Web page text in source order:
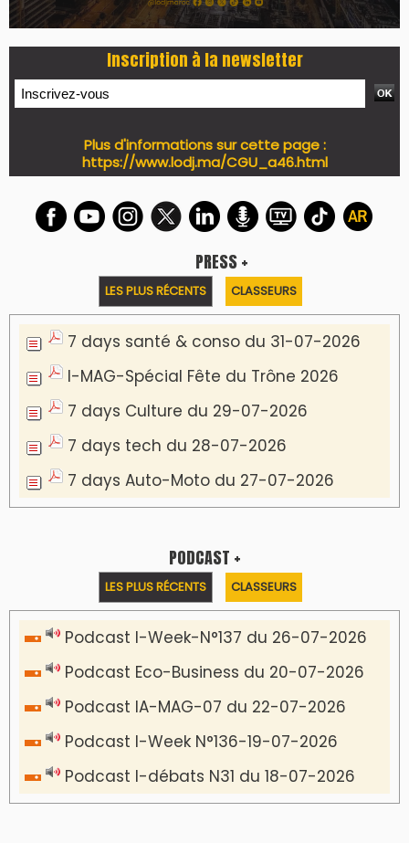
Inscription à la newsletter
Plus d'informations sur cette page :
https://www.lodj.ma/CGU_a46.html
PRESS +
LES PLUS RÉCENTS CLASSEURS
7 days santé & conso du 31-07-2026
I-MAG-Spécial Fête du Trône 2026
7 days Culture du 29-07-2026
7 days tech du 28-07-2026
7 days Auto-Moto du 27-07-2026
PODCAST +
LES PLUS RÉCENTS CLASSEURS
Podcast I-Week-N°137 du 26-07-2026
Podcast Eco-Business du 20-07-2026
Podcast IA-MAG-07 du 22-07-2026
Podcast I-Week N°136-19-07-2026
Podcast I-débats N31 du 18-07-2026